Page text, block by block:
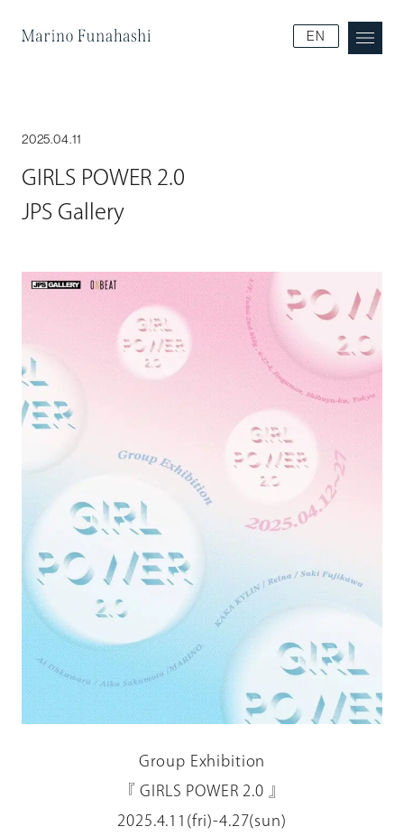
EN
2025.04.11
GIRLS POWER 2.0
JPS Gallery
Group Exhibition
『 GIRLS POWER 2.0 』
2025.4.11(fri)-4.27(sun)